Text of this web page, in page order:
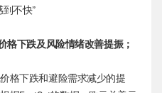
不快”
格下跌及风险情绪改善提振；
格下跌和避险需求减少的提